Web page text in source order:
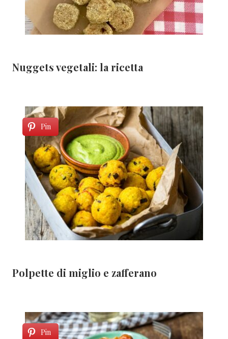
Nuggets vegetali: la ricetta
Pin
Polpette di miglio e zafferano
Pin